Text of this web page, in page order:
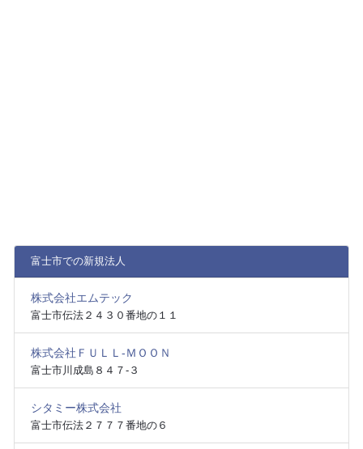
富士市での新規法人
株式会社エムテック
富士市伝法２４３０番地の１１
株式会社ＦＵＬＬ‐ＭＯＯＮ
富士市川成島８４７‐３
シタミー株式会社
富士市伝法２７７７番地の６